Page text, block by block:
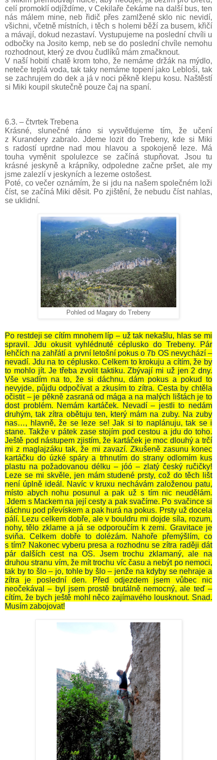
celí promoklí odjíždíme, v Cekilaře čekáme na další bus, ten
nás málem mine, neb řidič přes zamlžené sklo nic nevidí,
všichni, včetně místních, i těch s holemi běží za busem, křičí
a mávají, dokud nezastaví. Vystupujeme na poslední chvíli u
odbočky na Josito kemp, neb se do poslední chvíle nemohu
rozhodnout, který ze dvou čudlíků mám zmačknout.
V naší hobití chatě krom toho, že nemáme držák na mýdlo,
neteče teplá voda, tak taky nemáme topení jako Lebloši, tak
se zachrujem do dek a já v noci pěkně klepu kosu. Naštěstí
si Miki koupil skutečně pouze čaj na spaní.
6.3. – čtvrtek Trebena
Krásné, slunečné ráno si vysvětlujeme tím, že učení
z Kurandery zabralo. Jdeme lozit do Trebeny, kde si Miki
s radostí uprdne nad mou hlavou a spokojeně leze. Má
touha vyměnit spolulezce se začíná stupňovat. Jsou tu
krásné jeskyně a krápníky, odpoledne začne pršet, ale my
jsme zalezlí v jeskyních a lezeme ostošest.
Poté, co večer oznámím, že si jdu na našem společném loži
číst, se začíná Miki děsit. Po zjištění, že nebudu číst nahlas,
se uklidní.
Pohled od Magary do Trebeny
Po restdeji se cítím mnohem líp – už tak nekašlu, hlas se mi
spravil. Jdu okusit vyhlédnuté céplusko do Trebeny. Pár
lehčích na zahřátí a první letošní pokus o 7b OS nevychází –
nevadí. Jdu na to céplusko. Celkem to krokuju a cítím, že by
to mohlo jít. Je třeba zvolit taktiku. Zbývají mi už jen 2 dny.
Vše vsadím na to, že si dáchnu, dám pokus a pokud to
nevyjde, půjdu odpočívat a zkusím to zítra. Cesta by chtěla
očistit – je pěkně zasraná od mága a na malých lištách je to
dost problém. Nemám kartáček. Nevadí – jestli to nedám
druhým, tak zítra obětuju ten, který mám na zuby. Na zuby
nas…, hlavně, že se leze se! Jak si to naplánuju, tak se i
stane. Takže v pátek zase stojím pod cestou a jdu do toho.
Ještě pod nástupem zjistím, že kartáček je moc dlouhý a trčí
mi z maglajzáku tak, že mi zavazí. Zkušeně zasunu konec
kartáčku do úzké spáry a trhnutím do strany odlomím kus
plastu na požadovanou délku – jóó – zlatý český ručičky!
Leze se mi skvěle, jen mám studené prsty, což do těch lišt
není úplně ideál. Navíc v kruxu nechávám založenou patu,
místo abych nohu posunul a pak už s tím nic neudělám.
Jdem s Mackem na její cesty a pak svačíme. Po svačince si
dáchnu pod převískem a pak hurá na pokus. Prsty už docela
pálí. Lezu celkem dobře, ale v bouldru mi dojde síla, rozum,
nohy, tělo zklame a já se odporoučím k zemi. Gravitace je
sviňa. Celkem dobře to dolézám. Nahoře přemýšlím, co
s tím? Nakonec vyberu presa a rozhodnu se zítra raději dát
pár dalších cest na OS. Jsem trochu zklamaný, ale na
druhou stranu vím, že mít trochu víc času a nebýt po nemoci,
tak by to šlo – jo, tohle by šlo – jenže na kdyby se nehraje a
zítra je poslední den. Před odjezdem jsem vůbec nic
neočekával – byl jsem prostě brutálně nemocný, ale teď –
cítím, že bych ještě mohl něco zajímavého lousknout. Snad.
Musím zabojovat!